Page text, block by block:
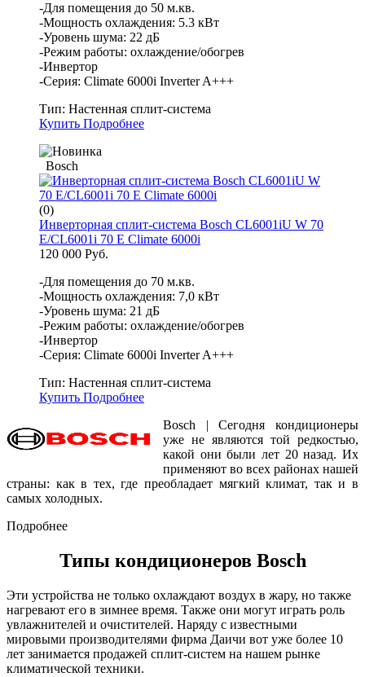
-Для помещения до 50 м.кв.
-Мощность охлаждения: 5.3 кВт
-Уровень шума: 22 дБ
-Режим работы: охлаждение/обогрев
-Инвертор
-Серия: Climate 6000i Inverter A+++
Тип: Настенная сплит-система
Купить Подробнее
Bosch
(0)
Инверторная сплит-система Bosch CL6001iU W 70
E/CL6001i 70 E Climate 6000i
120 000 Руб.
-Для помещения до 70 м.кв.
-Мощность охлаждения: 7,0 кВт
-Уровень шума: 21 дБ
-Режим работы: охлаждение/обогрев
-Инвертор
-Серия: Climate 6000i Inverter A+++
Тип: Настенная сплит-система
Купить Подробнее
Bosch | Сегодня кондиционеры
уже не являются той редкостью,
какой они были лет 20 назад. Их
применяют во всех районах нашей
страны: как в тех, где преобладает мягкий климат, так и в
самых холодных.
Подробнее
Типы кондиционеров Bosch
Эти устройства не только охлаждают воздух в жару, но также
нагревают его в зимнее время. Также они могут играть роль
увлажнителей и очистителей. Наряду с известными
мировыми производителями фирма Даичи вот уже более 10
лет занимается продажей сплит-систем на нашем рынке
климатической техники.